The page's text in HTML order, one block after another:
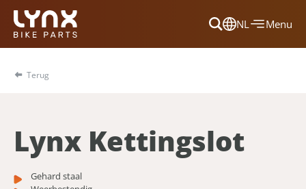
NL
Dansk
Nederlands
Menu
Terug
Lynx Kettingslot
Gehard staal